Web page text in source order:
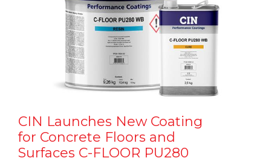
CIN Launches New Coating
for Concrete Floors and
Surfaces C-FLOOR PU280